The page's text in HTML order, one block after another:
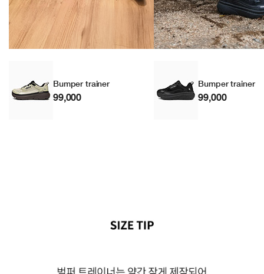
Bumper trainer
99,000
Bumper trainer
99,000